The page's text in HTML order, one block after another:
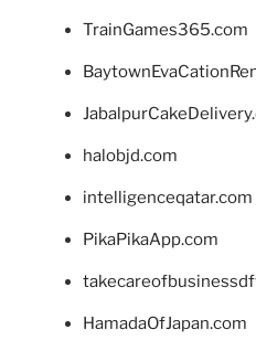
TrainGames365.com
halobjd.com
intelligenceqatar.com
PikaPikaApp.com
HamadaOfJapan.com